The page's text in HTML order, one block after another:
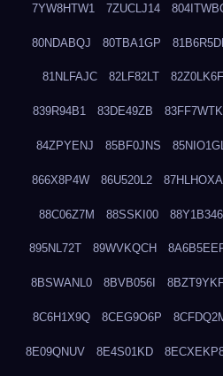
7YW8HTW1 7ZUCLJ14
80NDABQJ 80TBA1GP
81NLFAJC 82LF82LT 82Z0LK6F
839R94B1 83DE49ZB 83FF7WTK
84ZPYENJ 85BF0JNS 85NIO1GL
866X8P4W 86U520L2 87HLHOXA
88C06Z7M 88SSKI00 88Y1B346
895NL72T 89WVKQCH
8BSWANL0 8BVB056I
8C6H1X9Q 8CEG9O6P
8E09QNUV 8E4S01KD